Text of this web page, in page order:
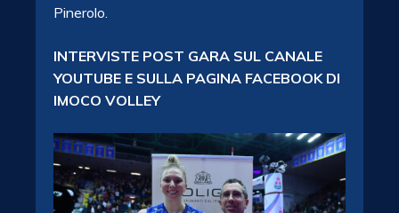
Pinerolo.
INTERVISTE POST GARA SUL CANALE
YOUTUBE E SULLA PAGINA FACEBOOK DI
IMOCO VOLLEY